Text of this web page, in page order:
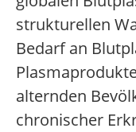
strukturellen
Bedarf an
alternden
chronischer